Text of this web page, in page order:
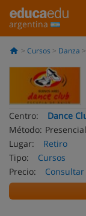
argentina
Cursos Danza
Centro:
Dance
Método: Presencial
Lugar:
Retiro
Tipo:
Cursos
Precio: